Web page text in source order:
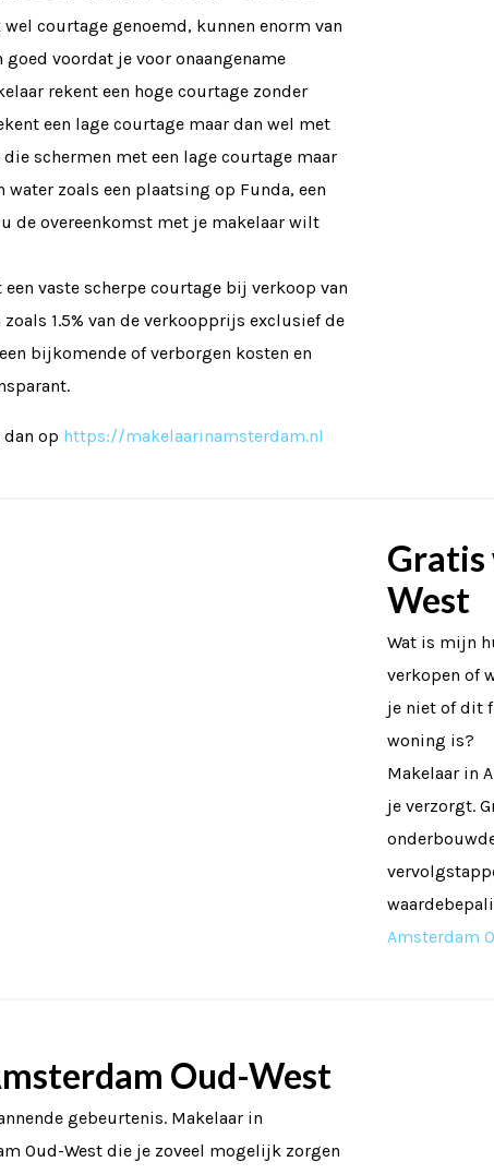
courtage genoemd, kunnen enorm van
voordat je voor onaangename
rekent een hoge courtage zonder
een lage courtage maar dan wel met
schermen met een lage courtage maar
zoals een plaatsing op Funda, een
de overeenkomst met je makelaar wilt
vaste scherpe courtage bij verkoop van
1.5% van de verkoopprijs exclusief de
bijkomende of verborgen kosten en
op https://makelaarinamsterdam.nl
Gratis
West
Wat is mijn
verkopen of
je niet of dit
woning is?
Makelaar in
je verzorgt.
Amsterdam
Oud-West
gebeurtenis. Makelaar in
Oud-West die je zoveel mogelijk zorgen